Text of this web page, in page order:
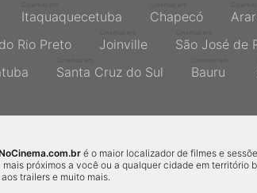
Itaquaquecetuba Chapecó
Rio Preto Joinville São José de
Santa Cruz do Sul Bauru
é o maior localizador de filmes e
mais próximos a você ou a qualquer cidade em território
trailers e muito mais.